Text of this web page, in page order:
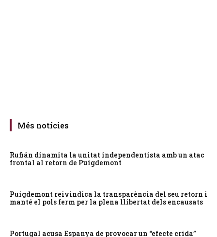
Més notícies
Rufián dinamita la unitat independentista amb un atac
frontal al retorn de Puigdemont
Puigdemont reivindica la transparència del seu retorn i
manté el pols ferm per la plena llibertat dels encausats
Portugal acusa Espanya de provocar un “efecte crida”